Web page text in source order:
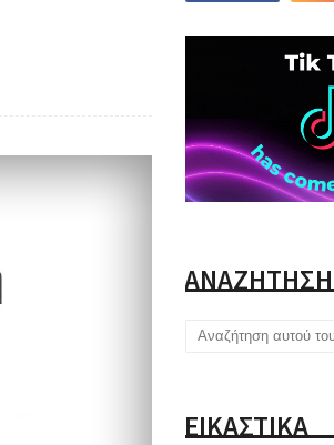
ΑΝΑΖΗΤΗΣΗ
ΕΙΚΑΣΤΙΚΑ